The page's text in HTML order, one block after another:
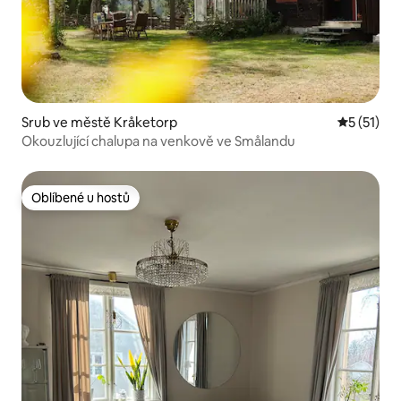
Srub ve městě Kråketorp
5 (51)
Okouzlující chalupa na venkově ve Smålandu
Oblíbené u hostů
Oblíbené u hostů